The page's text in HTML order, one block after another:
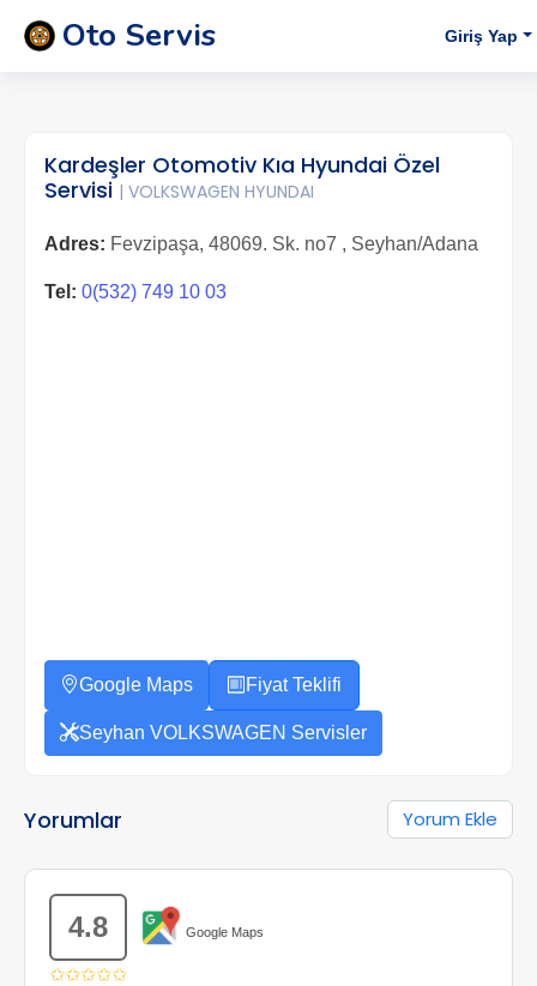
Oto Servis Giriş Yap
Kardeşler Otomotiv Kıa Hyundai Özel
Servisi | VOLKSWAGEN HYUNDAI
Adres: Fevzipaşa, 48069. Sk. no7 , Seyhan/Adana
Tel: 0(532) 749 10 03
Google Maps Fiyat Teklifi
Seyhan VOLKSWAGEN Servisler
Yorumlar Yorum Ekle
4.8 Google Maps
✩✩✩✩✩